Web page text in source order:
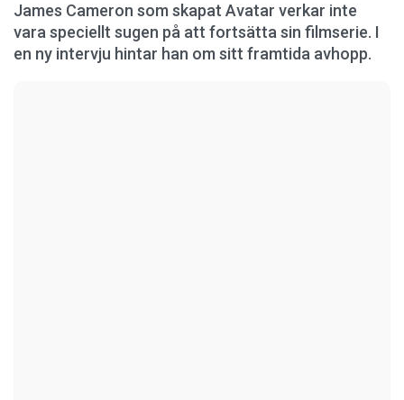
James Cameron som skapat Avatar verkar inte
vara speciellt sugen på att fortsätta sin filmserie. I
en ny intervju hintar han om sitt framtida avhopp.